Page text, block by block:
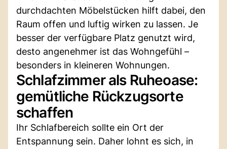
durchdachten Möbelstücken hilft dabei, den
Raum offen und luftig wirken zu lassen. Je
besser der verfügbare Platz genutzt wird,
desto angenehmer ist das Wohngefühl –
besonders in kleineren Wohnungen.
Schlafzimmer als Ruheoase:
gemütliche Rückzugsorte
schaffen
Ihr Schlafbereich sollte ein Ort der
Entspannung sein. Daher lohnt es sich, in